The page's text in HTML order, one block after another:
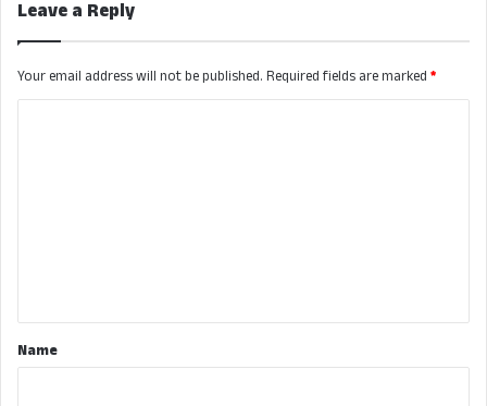
Leave a Reply
Your email address will not be published. Required fields are marked *
*Name